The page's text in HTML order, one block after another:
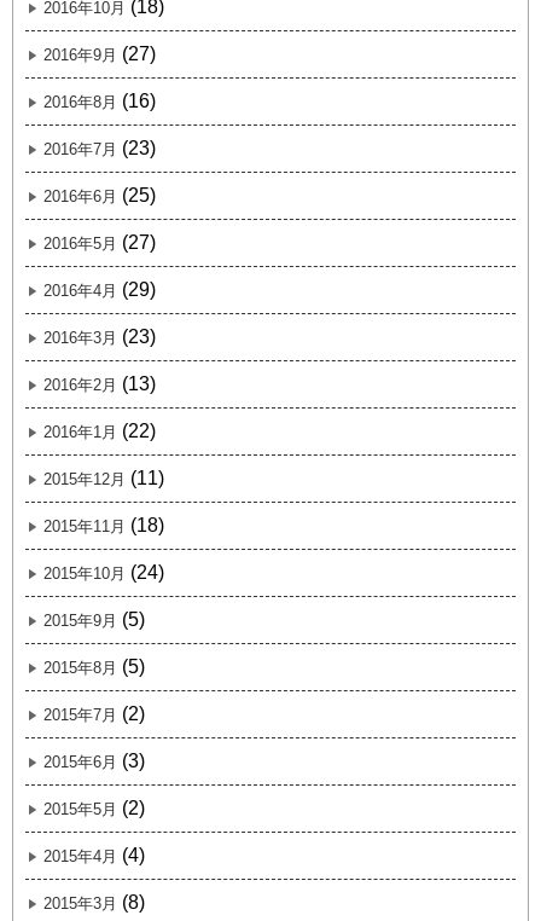
2016年10月 (18)
2016年9月 (27)
2016年8月 (16)
2016年7月 (23)
2016年6月 (25)
2016年5月 (27)
2016年4月 (29)
2016年3月 (23)
2016年2月 (13)
2016年1月 (22)
2015年12月 (11)
2015年11月 (18)
2015年10月 (24)
2015年9月 (5)
2015年8月 (5)
2015年7月 (2)
2015年6月 (3)
2015年5月 (2)
2015年4月 (4)
2015年3月 (8)